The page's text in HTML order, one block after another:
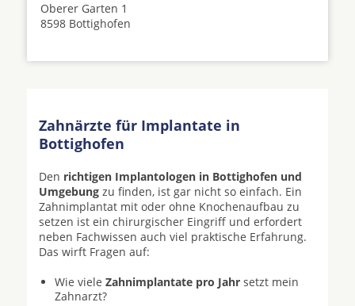
Oberer Garten 1
8598 Bottighofen
Zahnärzte für Implantate in
Bottighofen
Den richtigen Implantologen in Bottighofen und
Umgebung zu finden, ist gar nicht so einfach. Ein
Zahnimplantat mit oder ohne Knochenaufbau zu
setzen ist ein chirurgischer Eingriff und erfordert
neben Fachwissen auch viel praktische Erfahrung.
Das wirft Fragen auf:
Wie viele Zahnimplantate pro Jahr setzt mein
Zahnarzt?